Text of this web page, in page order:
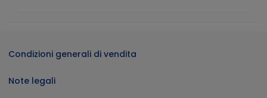
Condizioni generali di vendita
Note legali